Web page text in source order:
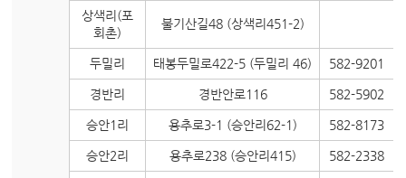
상색리(포
회촌)
불기산길48 (상색리451-2)
두밀리 태봉두밀로422-5 (두밀리 46) 582-9201
경반리 경반안로116 582-5902
승안1리 용추로3-1 (승안리62-1) 582-8173
승안2리 용추로238 (승안리415) 582-2338